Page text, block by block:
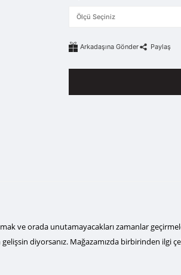
Arkadaşına Gönder Paylaş
ve orada unutamayacakları zamanlar
diyorsanız. Mağazamızda birbirinden